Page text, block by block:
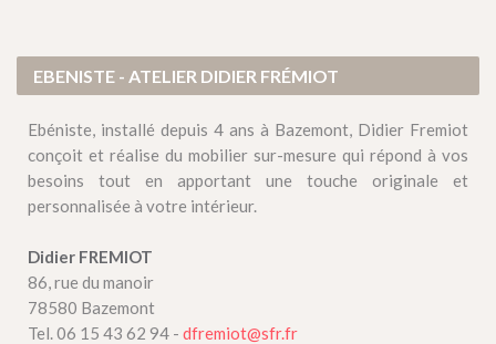
EBENISTE - ATELIER DIDIER FRÉMIOT
Ebéniste, installé depuis 4 ans à Bazemont, Didier Fremiot
conçoit et réalise du mobilier sur-mesure qui répond à vos
besoins tout en apportant une touche originale et
personnalisée à votre intérieur.
Didier FREMIOT
86, rue du manoir
78580 Bazemont
Tel. 06 15 43 62 94 - dfremiot@sfr.fr